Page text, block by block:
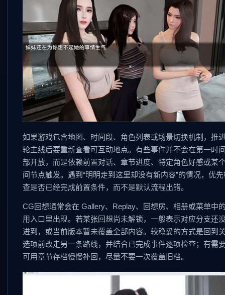
如果游戏包含地图、时间段、角色列表或场景切换机制，推
轮主线后要重新查看可互动地点。有些事件并不会在第一时
部开放，而是依赖前置对话、章节进度、特定角色好感或某
间节点触发。遇到“明明走到这里却没有新内容”的情况，优
查是否已经完成前置条件，而不是默认流程出错。
CG回想通常会在 Gallery、Replay、回想房、相册或菜单中
用入口里出现。若某张回想尚未解锁，一般表示对应分支还
进到，或当前版本暂未覆盖全部内容。较稳妥的方式是回到
选项前改走另一条路线，并结合已完成事件逐项检查；有需
可用章节存档慢慢补回，尽量不要一次覆盖旧档。